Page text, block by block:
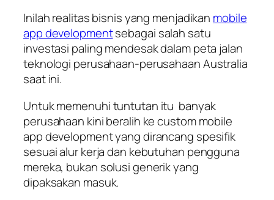
Inilah realitas bisnis yang menjadikan mobile
app developmentsebagai salah satu
investasi paling mendesak dalam peta jalan
teknologi perusahaan-perusahaan Australia
saat ini.
Untuk memenuhi tuntutan itu banyak
perusahaan kini beralih ke custom mobile
app development yang dirancang spesifik
sesuai alur kerja dan kebutuhan pengguna
mereka, bukan solusi generik yang
dipaksakan masuk.